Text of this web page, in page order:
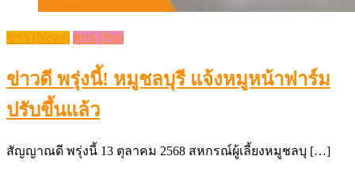
ข่าว (News) สุกร (Pig)
ข่าวดี พรุ่งนี้! หมูชลบุรี แจ้งหมูหน้าฟาร์ม
ปรับขึ้นแล้ว
สัญญาณดี พรุ่งนี้ 13 ตุลาคม 2568 สหกรณ์ผู้เลี้ยงหมูชลบุ […]